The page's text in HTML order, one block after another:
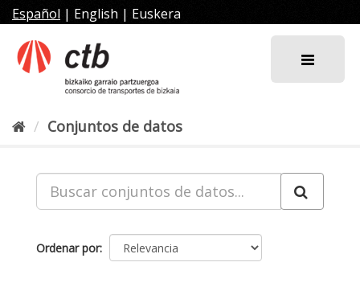
al
contenido
Español | English | Euskera
Conjuntos de datos
Ordenar por